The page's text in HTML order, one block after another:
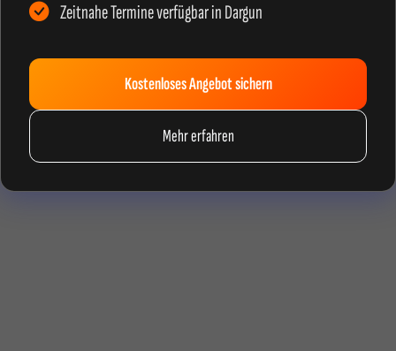
Zeitnahe Termine verfügbar in Dargun
Kostenloses Angebot sichern
Mehr erfahren